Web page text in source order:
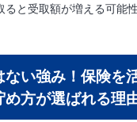
ると受取額が増える可能
ない強み！保険を
め方が選ばれる理